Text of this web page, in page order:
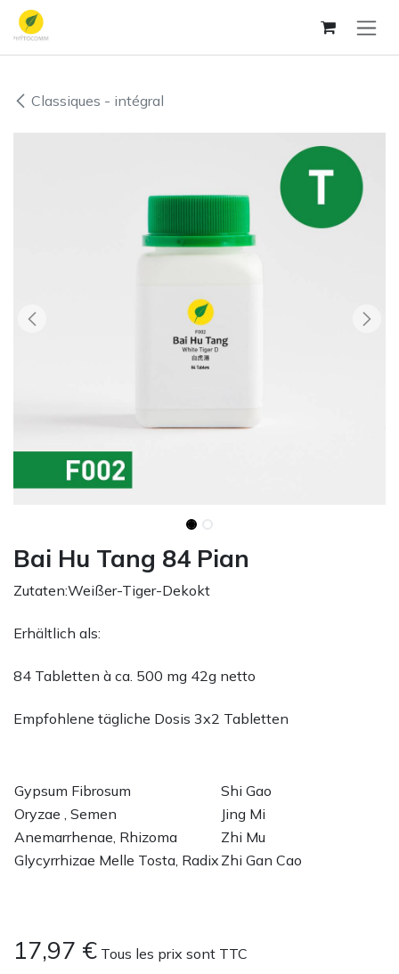
Se rendre au contenu
Classiques - intégral
Bai Hu Tang 84 Pian
Zutaten:Weißer-Tiger-Dekokt
Erhältlich als:
84 Tabletten à ca. 500 mg 42g netto
Empfohlene tägliche Dosis 3x2 Tabletten
Gypsum Fibrosum
Shi Gao
Oryzae , Semen
Jing Mi
Anemarrhenae, Rhizoma
Zhi Mu
Glycyrrhizae Melle Tosta, Radix Zhi Gan Cao
17,97 € Tous les prix sont TTC